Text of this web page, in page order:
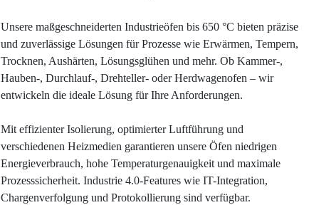
Unsere maßgeschneiderten Industrieöfen bis 650 °C bieten präzise
und zuverlässige Lösungen für Prozesse wie Erwärmen, Tempern,
Trocknen, Aushärten, Lösungsglühen und mehr. Ob Kammer-,
Hauben-, Durchlauf-, Drehteller- oder Herdwagenofen – wir
entwickeln die ideale Lösung für Ihre Anforderungen.
Mit effizienter Isolierung, optimierter Luftführung und
verschiedenen Heizmedien garantieren unsere Öfen niedrigen
Energieverbrauch, hohe Temperaturgenauigkeit und maximale
Prozesssicherheit. Industrie 4.0-Features wie IT-Integration,
Chargenverfolgung und Protokollierung sind verfügbar.